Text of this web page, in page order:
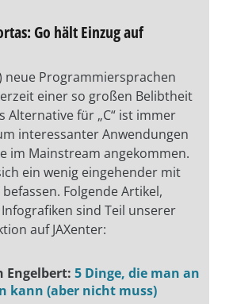
Go hält Einzug auf
neue Programmiersprachen
einer so großen Belibtheit
Alternative für „C“ ist immer
interessanter Anwendungen
im Mainstream angekommen.
ein wenig eingehender mit
Folgende Artikel,
sind Teil unserer
auf JAXenter:
Engelbert: 5 Dinge, die man an
kann (aber nicht muss)